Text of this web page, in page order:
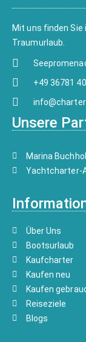
Mit uns finden
Traumurlaub.
+49 36781
Unsere
Marina
Yachtcharter-
Über Uns
Bootsurlaub
Kaufcharter
Kaufen neu
Kaufen
Reiseziele
Blogs